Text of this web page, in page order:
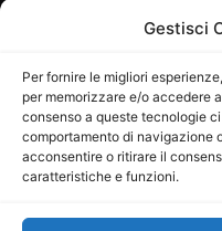
Gestisci
Per fornire le migliori
per memorizzare e/o accedere
consenso a queste tecnologie
comportamento di navigazione
acconsentire o ritirare il
caratteristiche e funzioni.
Direttore
Direttore